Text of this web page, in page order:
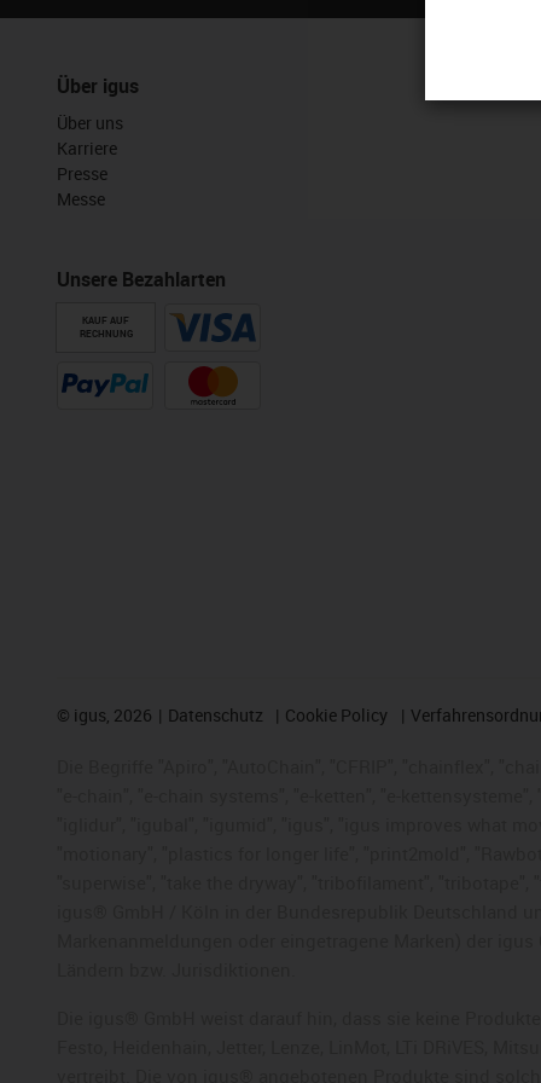
Über igus
Über uns
Karriere
Presse
Messe
Unsere Bezahlarten
KAUF AUF
RECHNUNG
© igus, 2026 Datenschutz Cookie Policy